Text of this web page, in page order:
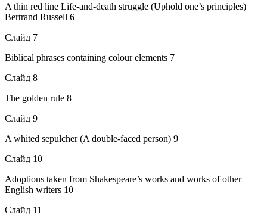
A thin red line Life-and-death struggle (Uphold one’s principles)
Bertrand Russell 6
Слайд 7
Biblical phrases containing colour elements 7
Слайд 8
The golden rule 8
Слайд 9
A whited sepulcher (A double-faced person) 9
Слайд 10
Adoptions taken from Shakespeare’s works and works of other
English writers 10
Слайд 11